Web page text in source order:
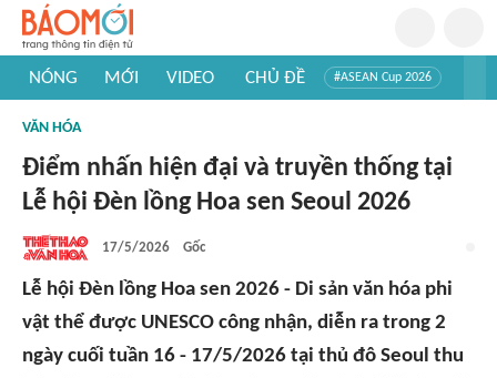
NÓNG MỚI VIDEO CHỦ ĐỀ #ASEAN Cup 2026
#Khám phá thế giới
VĂN HÓA
Điểm nhấn hiện đại và truyền thống tại
Lễ hội Đèn lồng Hoa sen Seoul 2026
17/5/2026 Gốc
Lễ hội Đèn lồng Hoa sen 2026 - Di sản văn hóa phi
vật thể được UNESCO công nhận, diễn ra trong 2
ngày cuối tuần 16 - 17/5/2026 tại thủ đô Seoul thu